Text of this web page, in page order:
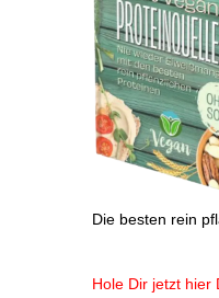
Die besten rein
Hole Dir jetzt hier